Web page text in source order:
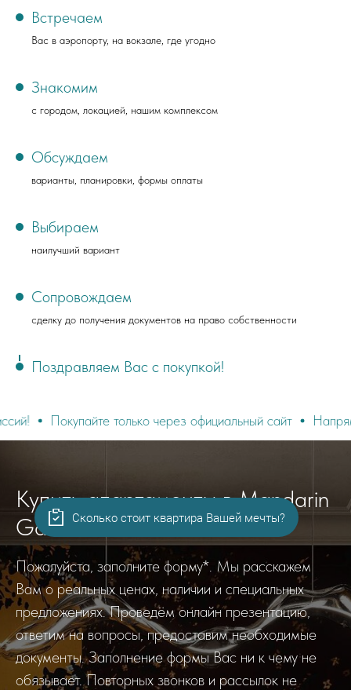
Встречаем
Вас в аэропорту, на вокзале, где угодно
Знакомим
с городом, локацией, нашим комплексом
Обсуждаем
варианты, планировки, формы оплаты
Выбираем
наилучший вариант
Сопровождаем
сделку до получения документов на право собственности
Поздравляем Вас с покупкой!
только через официальный сайт Напрямую от
Купить апартаменты в Mandarin
Garden Сочи
Пожалуйста, заполните форму*. Мы расскажем
Вам о реальных ценах, наличии и специальных
предложениях. Проведём онлайн презентацию,
ответим на вопросы, предоставим необходимые
документы. Заполнение формы Вас ни к чему не
обязывает. Повторных звонков и рассылок не
Сколько стоит квартира Вашей мечты?